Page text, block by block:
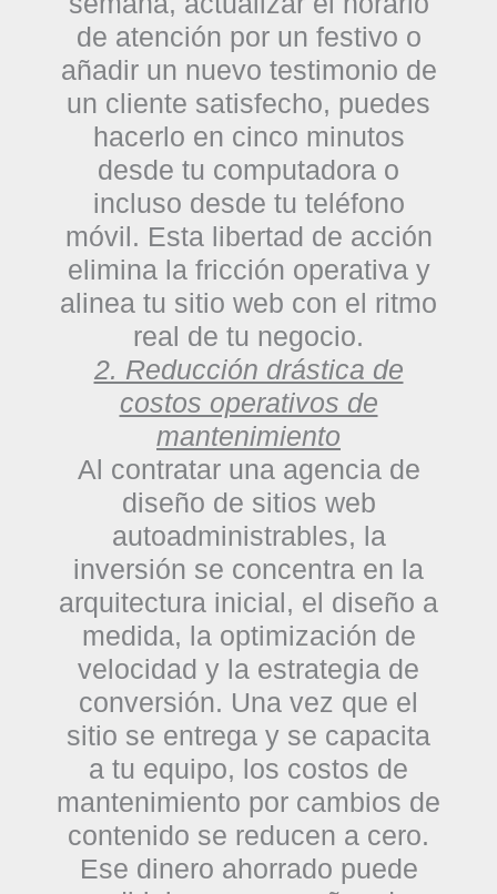
de atención por un festivo o
añadir un nuevo testimonio de
un cliente satisfecho, puedes
hacerlo en cinco minutos
desde tu computadora o
incluso desde tu teléfono
móvil. Esta libertad de acción
elimina la fricción operativa y
alinea tu sitio web con el ritmo
real de tu negocio.
2. Reducción drástica de
costos operativos de
mantenimiento
Al contratar una agencia de
diseño de sitios web
autoadministrables, la
inversión se concentra en la
arquitectura inicial, el diseño a
medida, la optimización de
velocidad y la estrategia de
conversión. Una vez que el
sitio se entrega y se capacita
a tu equipo, los costos de
mantenimiento por cambios de
contenido se reducen a cero.
Ese dinero ahorrado puede